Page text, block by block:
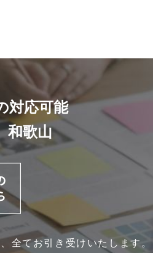
対応可能
和歌山
全てお引き受けいたします。